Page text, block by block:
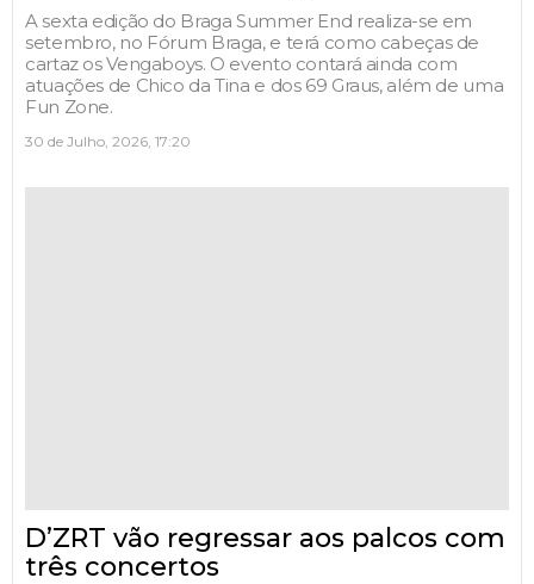
A sexta edição do Braga Summer End realiza-se em
setembro, no Fórum Braga, e terá como cabeças de
cartaz os Vengaboys. O evento contará ainda com
atuações de Chico da Tina e dos 69 Graus, além de uma
Fun Zone.
30 de Julho, 2026, 17:20
D’ZRT vão regressar aos palcos com
três concertos